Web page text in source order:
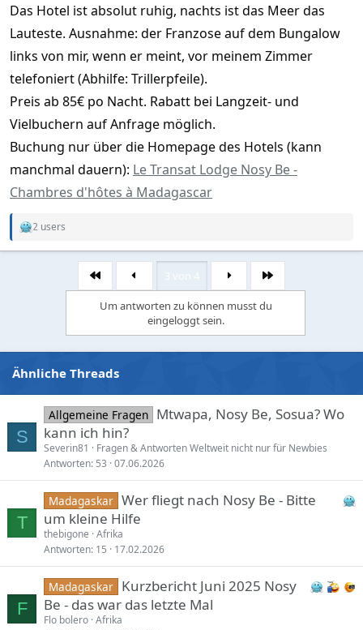
Das Hotel ist absolut ruhig, nachts ist das Meer das
Lauteste. Ausnahme: der Franzose auf dem Bungalow
links von mir, wenn er meint, vor meinem Zimmer
telefoniert (Abhilfe: Trillerpfeile).
Preis ab 85€ po Nacht. Rabatt bei Langzeit- und
Vielbuchern auf Anfrage möglich.
Buchung nur über die Homepage des Hotels (kann
manchmal dauern): Le Transat Lodge Nosy Be -
Chambres d'hôtes à Madagascar
R
:
2 users
Erste
Letzte
Um antworten zu können musst du
eingeloggt sein.
Ähnliche Threads
S
Allgemeine Fragen Mtwapa, Nosy Be, Sosua? Wo
kann ich hin?
Severin81
Fragen & Antworten Weltweit nicht nur für Newbies
Antworten 53 07.06.2026
T
Madagaskar Wer fliegt nach Nosy Be - Bitte
um kleine Hilfe
thebigone Afrika
Antworten 15 17.02.2026
F
Madagaskar Kurzbericht Juni 2025 Nosy
Be - das war das letzte Mal
Flo bolero Afrika